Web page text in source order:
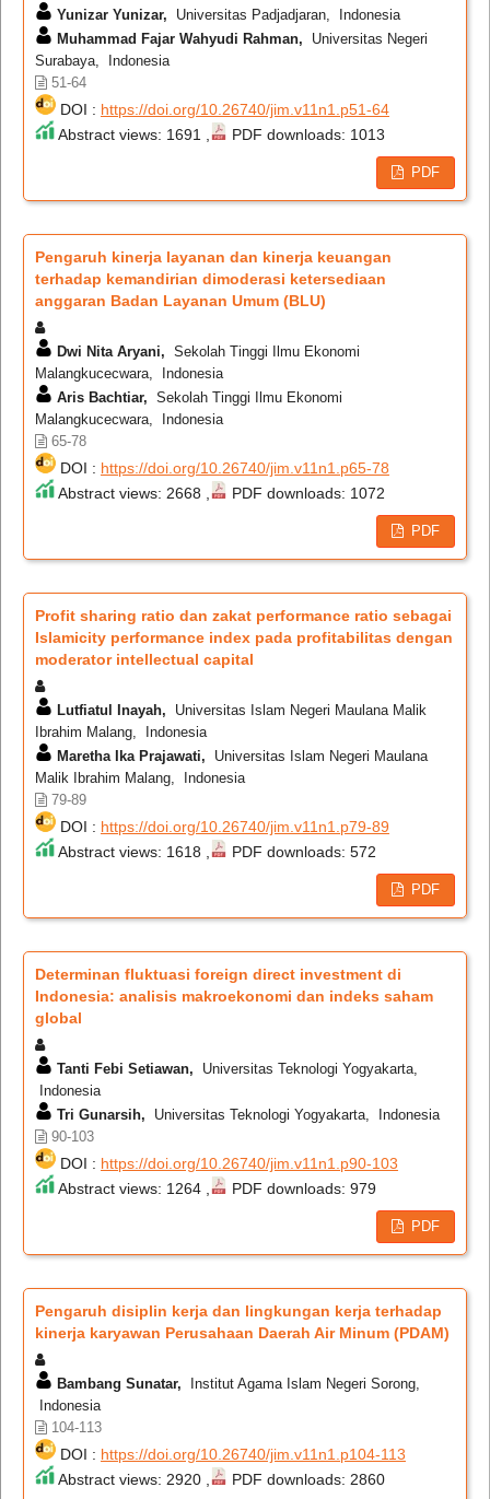
Yunizar Yunizar, Universitas Padjadjaran, Indonesia
Muhammad Fajar Wahyudi Rahman, Universitas Negeri
Surabaya, Indonesia
51-64
DOI : https://doi.org/10.26740/jim.v11n1.p51-64
Abstract views: 1691 ,
PDF downloads: 1013
PDF
Pengaruh kinerja layanan dan kinerja keuangan
terhadap kemandirian dimoderasi ketersediaan
anggaran Badan Layanan Umum (BLU)
Dwi Nita Aryani, Sekolah Tinggi Ilmu Ekonomi
Malangkucecwara, Indonesia
Aris Bachtiar, Sekolah Tinggi Ilmu Ekonomi
Malangkucecwara, Indonesia
65-78
DOI : https://doi.org/10.26740/jim.v11n1.p65-78
Abstract views: 2668 ,
PDF downloads: 1072
PDF
Profit sharing ratio dan zakat performance ratio sebagai
Islamicity performance index pada profitabilitas dengan
moderator intellectual capital
Lutfiatul Inayah, Universitas Islam Negeri Maulana Malik
Ibrahim Malang, Indonesia
Maretha Ika Prajawati, Universitas Islam Negeri Maulana
Malik Ibrahim Malang, Indonesia
79-89
DOI : https://doi.org/10.26740/jim.v11n1.p79-89
Abstract views: 1618 ,
PDF downloads: 572
PDF
Determinan fluktuasi foreign direct investment di
Indonesia: analisis makroekonomi dan indeks saham
global
Tanti Febi Setiawan, Universitas Teknologi Yogyakarta,
Indonesia
Tri Gunarsih, Universitas Teknologi Yogyakarta, Indonesia
90-103
DOI : https://doi.org/10.26740/jim.v11n1.p90-103
Abstract views: 1264 ,
PDF downloads: 979
PDF
Pengaruh disiplin kerja dan lingkungan kerja terhadap
kinerja karyawan Perusahaan Daerah Air Minum (PDAM)
Bambang Sunatar, Institut Agama Islam Negeri Sorong,
Indonesia
104-113
DOI : https://doi.org/10.26740/jim.v11n1.p104-113
Abstract views: 2920 ,
PDF downloads: 2860